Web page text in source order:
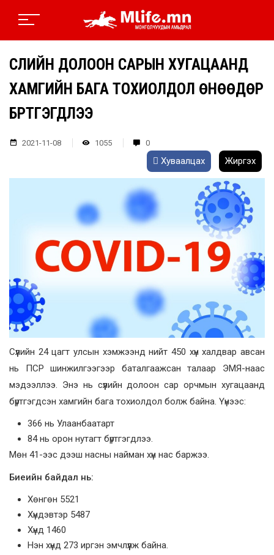
СҮҮЛИЙН ДОЛООН САРЫН ХУГАЦААНД
ХАМГИЙН БАГА ТОХИОЛДОЛ ӨНӨӨДӨР
БҮРТГЭГДЛЭЭ
2021-11-08 1055 0
Хуваалцах Жиргэх
Сүүлийн 24 цагт улсын хэмжээнд нийт 450 хүн халдвар авсан
нь ПСР шинжилгээгээр баталгаажсан талаар ЭМЯ-наас
мэдээллээ. Энэ нь сүүлийн долоон сар орчмын хугацаанд
бүртгэгдсэн хамгийн бага тохиолдол болж байна. Үүнээс:
366 нь Улаанбаатарт
84 нь орон нутагт бүртгэгдлээ.
Мөн 41-ээс дээш насны найман хүн нас баржээ.
Биеийн байдал нь:
Хөнгөн 5521
Хүндэвтэр 5487
Хүнд 1460
Нэн хүнд 273 иргэн эмчлүүлж байна.